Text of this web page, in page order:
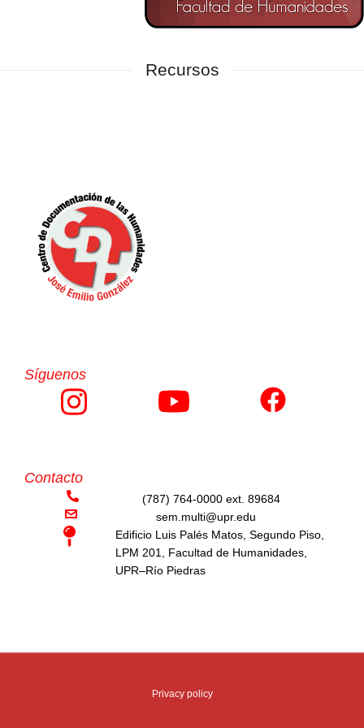
Recursos
Síguenos
Contacto
(787) 764-0000 ext. 89684
sem.multi@upr.edu
Edificio Luis Palés Matos, Segundo Piso,
LPM 201, Facultad de Humanidades,
UPR–Río Piedras
Privacy policy